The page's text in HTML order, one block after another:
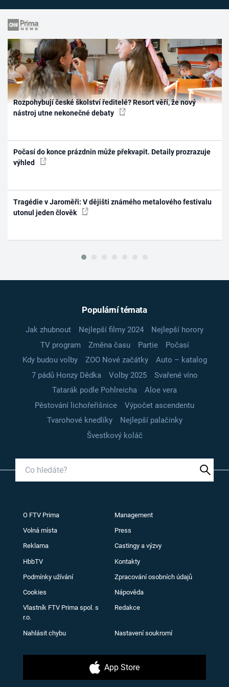
Rozpohybují české školství ředitelé? Resort věří, že nový
nástroj utne nekonečné debaty
Počasí do konce prázdnin může překvapit. Detaily prozrazuje
výhled
Tragédie v Jaroměři: V dějišti známého metalového festivalu
utonul jeden člověk
Populární témata
Jak zhubnout Nejlepší filmy 2024
Nejlepší horory
TV program
Změna času Partie
Počasí
Kdy budou volby
ZOO Nové začátky
Auto – katalog
7 pádů Honzy Dědka
Volby 2025
Svařené víno
Tatarák podle Pohlreicha
Aloe vera
Pěstování lichořeřišnice
Výpočet ascendentu
Tvarohové knedlíky
Nejlepší palačinky
Švestkový koláč
O FTV Prima Management
Volná místa Press
Reklama Castingy a výzvy
HbbTV Kontakty
Podmínky užívání Zpracování osobních údajů
Cookies Nápověda
Vlastník FTV Prima spol. s
r.o.
Redakce
Nahlásit chybu Nastavení soukromí
App Store